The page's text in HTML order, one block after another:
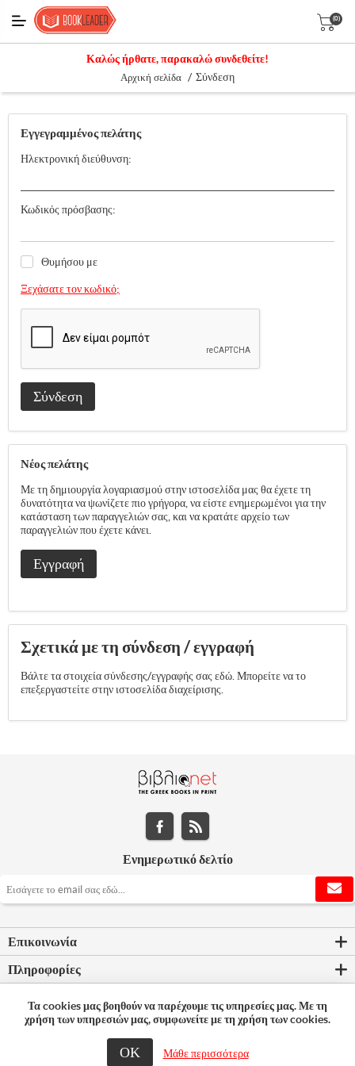
(0)
Καλώς ήρθατε, παρακαλώ συνδεθείτε!
Αρχική σελίδα / Σύνδεση
Εγγεγραμμένος πελάτης
Ηλεκτρονική διεύθυνση:
Κωδικός πρόσβασης:
Θυμήσου με
Ξεχάσατε τον κωδικό;
Σύνδεση
Νέος πελάτης
Με τη δημιουργία λογαριασμού στην ιστοσελίδα μας θα έχετε τη
δυνατότητα να ψωνίζετε πιο γρήγορα, να είστε ενημερωμένοι για την
κατάσταση των παραγγελιών σας, και να κρατάτε αρχείο των
παραγγελιών που έχετε κάνει.
Εγγραφή
Σχετικά με τη σύνδεση / εγγραφή
Βάλτε τα στοιχεία σύνδεσης/εγγραφής σας εδώ. Μπορείτε να το
επεξεργαστείτε στην ιστοσελίδα διαχείρισης.
Ενημερωτικό δελτίο
Επικοινωνία
Πληροφορίες
Ο λογαριασμός μου
© 2026 Bookleader
Τα cookies μας βοηθούν να παρέχουμε τις υπηρεσίες μας. Με τη
χρήση των υπηρεσιών μας, συμφωνείτε με τη χρήση των cookies.
ΟΚ Μάθε περισσότερα